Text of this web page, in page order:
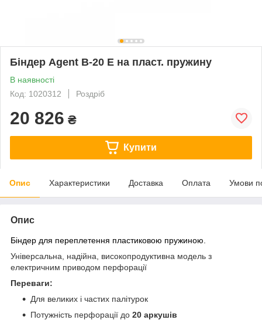
Біндер Agent B-20 E на пласт. пружину
В наявності
Код: 1020312
Роздріб
20 826 ₴
Купити
Опис Характеристики Доставка Оплата Умови
Опис
Біндер для переплетення пластиковою пружиною.
Універсальна, надійна, високопродуктивна модель з
електричним приводом перфорації
Переваги:
Для великих і частих палітурок
Потужність перфорації до 20 аркушів